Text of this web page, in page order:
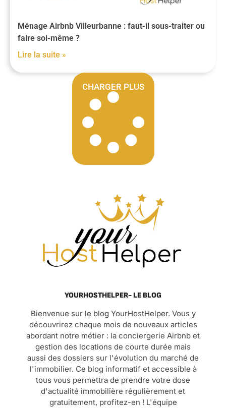
Ménage Airbnb Villeurbanne : faut-il sous-traiter ou
faire soi-même ?
Lire la suite »
CHARGER PLUS
YOURHOSTHELPER- LE BLOG
Bienvenue sur le blog YourHostHelper. Vous y
découvrirez chaque mois de nouveaux articles
abordant notre métier : la conciergerie Airbnb et
gestion des locations de courte durée mais
aussi des dossiers sur l'évolution du marché de
l'immobilier. Ce blog informatif et accessible à
tous vous permettra de prendre votre dose
d'actualité immobilière régulièrement et
gratuitement, profitez-en ! L'équipe